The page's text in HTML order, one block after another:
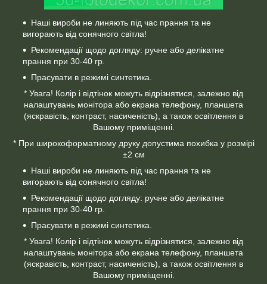
Наші вироби не линяють під час прання та не
вигорають від сонячного світла!
Рекомендації щодо догляду: ручне або делікатне
прання при 30-40 гр.
Прасувати в режимі синтетика.
* Увага! Колір і відтінок можуть відрізнятися, залежно від
налаштувань монітора або екрана телефону, планшета
(яскравість, контраст, насиченість), а також освітлення в
Вашому приміщенні.
* При широкоформатному друку допустима похибка у розмірі
±2 см
Наші вироби не линяють під час прання та не
вигорають від сонячного світла!
Рекомендації щодо догляду: ручне або делікатне
прання при 30-40 гр.
Прасувати в режимі синтетика.
* Увага! Колір і відтінок можуть відрізнятися, залежно від
налаштувань монітора або екрана телефону, планшета
(яскравість, контраст, насиченість), а також освітлення в
Вашому приміщенні.